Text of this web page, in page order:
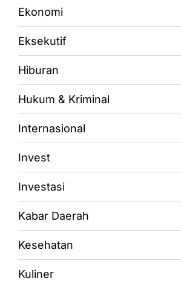
Ekonomi
Eksekutif
Hiburan
Hukum & Kriminal
Internasional
Invest
Investasi
Kabar Daerah
Kesehatan
Kuliner